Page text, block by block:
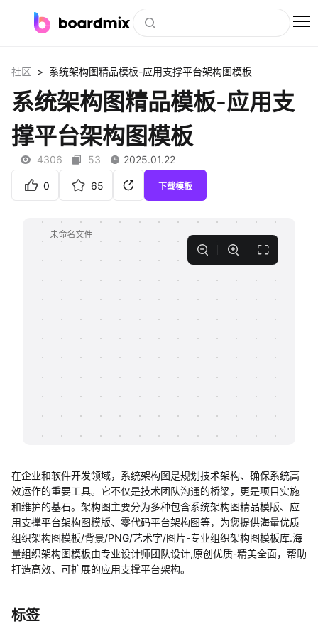
社区资源
会员
企业服务
客户案例
支持
帮助中心
社区 > 系统架构图精品模板-应用支撑平台架构图模板
系统架构图精品模板-应用支
撑平台架构图模板
4306 53 2025.01.22
0 65 下载模板
在企业和软件开发领域，系统架构图是规划技术架构、确保系统高
效运作的重要工具。它不仅是技术团队沟通的桥梁，更是项目实施
和维护的基石。架构图主要分为多种包含系统架构图精品模版、应
用支撑平台架构图模版、零代码平台架构图等，为您提供海量优质
组织架构图模板/背景/PNG/艺术字/图片-专业组织架构图模板库.海
量组织架构图模板由专业设计师团队设计,原创优质-精美全面，帮助
打造高效、可扩展的应用支撑平台架构。
标签